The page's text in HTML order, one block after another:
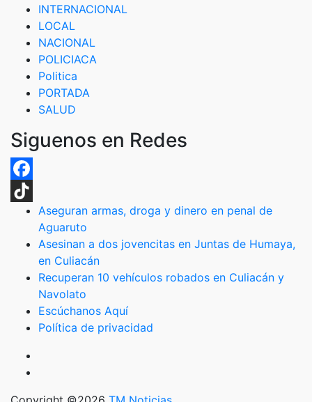
INTERNACIONAL
LOCAL
NACIONAL
POLICIACA
Politica
PORTADA
SALUD
Siguenos en Redes
Facebook
TikTokAseguran armas, droga y dinero en penal de
Aguaruto
Asesinan a dos jovencitas en Juntas de Humaya,
en Culiacán
Recuperan 10 vehículos robados en Culiacán y
Navolato
Escúchanos Aquí
Política de privacidad